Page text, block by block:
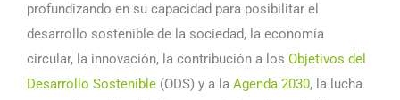
profundizando en su capacidad para posibilitar el
desarrollo sostenible de la sociedad, la economía
circular, la innovación, la contribución a los Objetivos del
Desarrollo Sostenible(ODS) y a la Agenda 2030, la lucha